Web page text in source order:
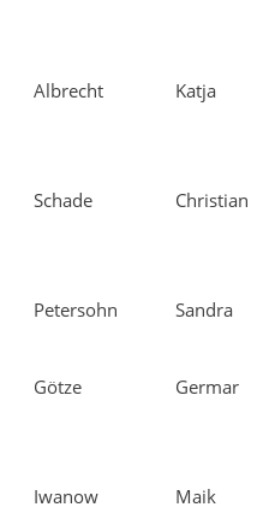
Albrecht Katja
Schade Christian
Petersohn Sandra
Götze Germar
Iwanow Maik